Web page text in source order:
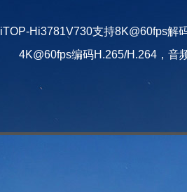
iTOP-Hi3781V730支持8K@60fps解
4K@60fps编码H.265/H.264，音